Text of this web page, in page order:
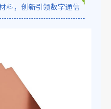
料，创新引领数字通信